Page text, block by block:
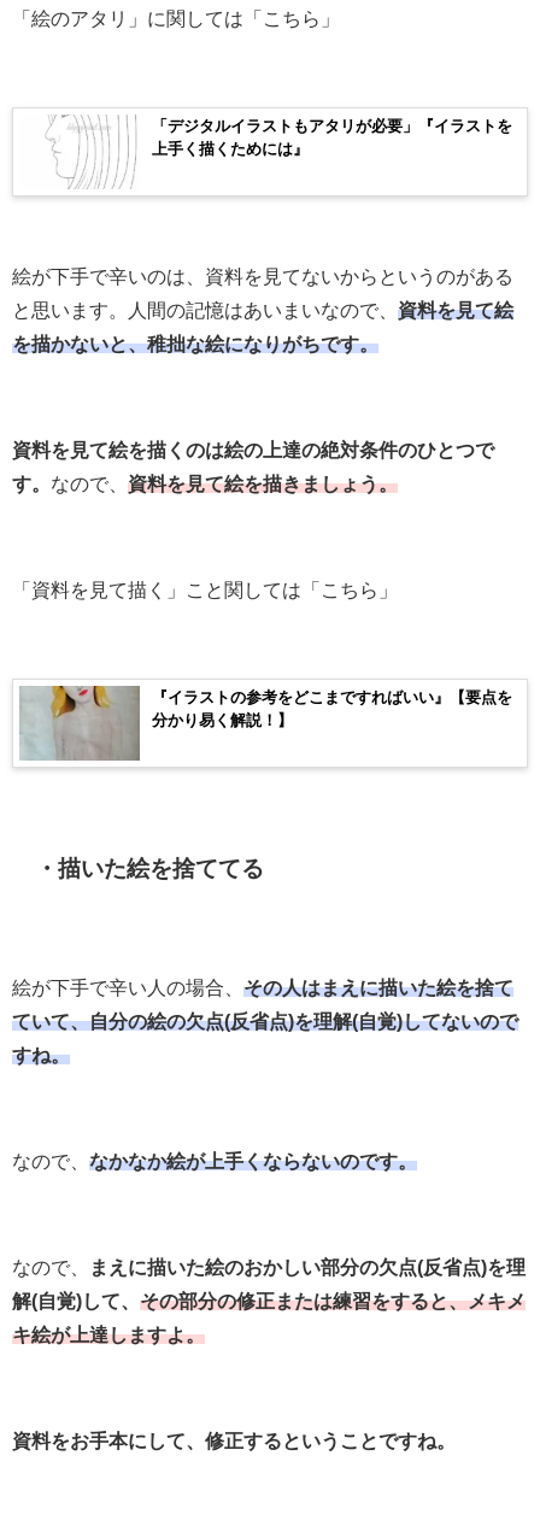
「絵のアタリ」に関しては「こちら」
「デジタルイラストもアタリが必要」『イラストを
上手く描くためには』
絵が下手で辛いのは、資料を見てないからというのがある
と思います。人間の記憶はあいまいなので、 資料を見て絵
を描かないと、稚拙な絵になりがちです。
資料を見て絵を描くのは絵の上達の絶対条件のひとつで
す。 なので、 資料を見て絵を描きましょう。
「資料を見て描く」こと関しては「こちら」
『イラストの参考をどこまですればいい』【要点を
分かり易く解説！】
・描いた絵を捨ててる
絵が下手で辛い人の場合、 その人はまえに描いた絵を捨て
ていて、自分の絵の欠点(反省点)を理解(自覚)してないので
すね。
なので、 なかなか絵が上手くならないのです。
なので、
まえに描いた絵のおかしい部分の欠点(反省点)を理
解(自覚)して、 その部分の修正または練習をすると、メキメ
キ絵が上達しますよ。
資料をお手本にして、修正するということですね。